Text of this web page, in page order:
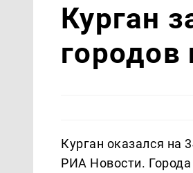
Курган
городов
Курган оказался на
РИА Новости.